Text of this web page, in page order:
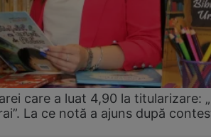
care a luat 4,90 la titularizare:
La ce notă a ajuns după